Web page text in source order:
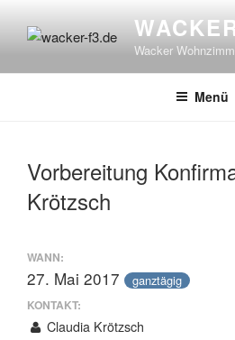
Inhalt
Wacker
Menü
Vorbereitung
Krötzsch
WANN:
27. Mai 2017 ganztägig
KONTAKT:
Claudia Krötzsch